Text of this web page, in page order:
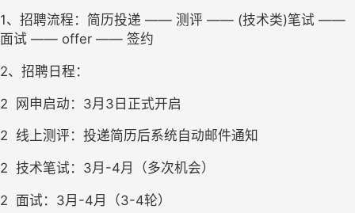
1、招聘流程：简历投递 —— 测评 —— (技术类)笔试 ——
面试 —— offer —— 签约
2、招聘日程：
2 网申启动：3月3日正式开启
2 线上测评：投递简历后系统自动邮件通知
2 技术笔试：3月-4月（多次机会）
2 面试：3月-4月（3-4轮）